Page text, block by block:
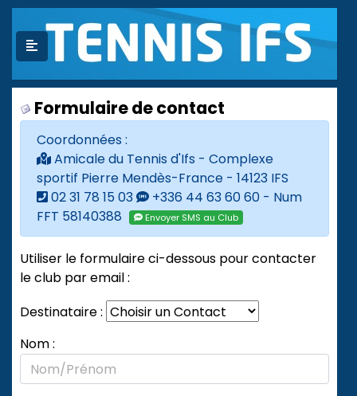
Formulaire de contact
Coordonnées :
Amicale du Tennis d'Ifs - Complexe
sportif Pierre Mendès-France - 14123 IFS
02 31 78 15 03
+336 44 63 60 60 - Num
FFT 58140388
Envoyer SMS au Club
Utiliser le formulaire ci-dessous pour contacter
le club par email :
Destinataire :
Nom :